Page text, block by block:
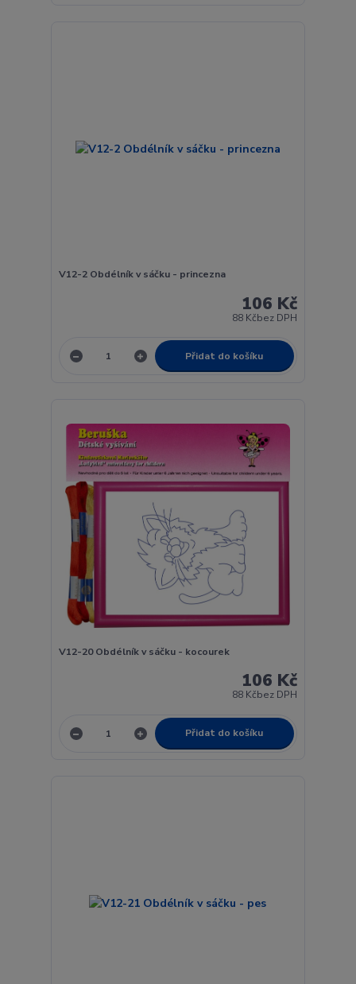
V12-2 Obdélník v sáčku - princezna
106 Kč
88 Kčbez DPH
Přidat do košíku
V12-20 Obdélník v sáčku - kocourek
106 Kč
88 Kčbez DPH
Přidat do košíku